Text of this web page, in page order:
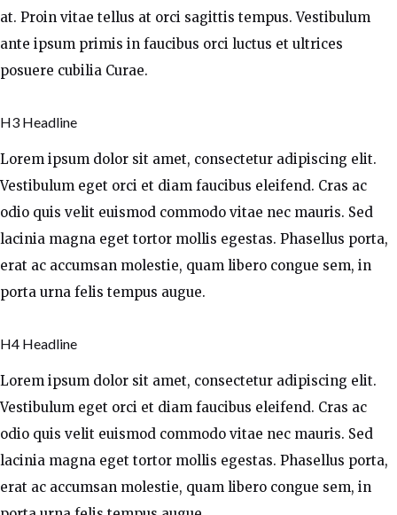
at. Proin vitae tellus at orci sagittis tempus. Vestibulum
ante ipsum primis in faucibus orci luctus et ultrices
posuere cubilia Curae.
H3 Headline
Lorem ipsum dolor sit amet, consectetur adipiscing elit.
Vestibulum eget orci et diam faucibus eleifend. Cras ac
odio quis velit euismod commodo vitae nec mauris. Sed
lacinia magna eget tortor mollis egestas. Phasellus porta,
erat ac accumsan molestie, quam libero congue sem, in
porta urna felis tempus augue.
H4 Headline
Lorem ipsum dolor sit amet, consectetur adipiscing elit.
Vestibulum eget orci et diam faucibus eleifend. Cras ac
odio quis velit euismod commodo vitae nec mauris. Sed
lacinia magna eget tortor mollis egestas. Phasellus porta,
erat ac accumsan molestie, quam libero congue sem, in